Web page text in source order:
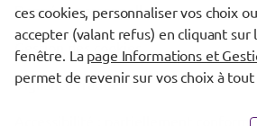
Données personnelles
Gestion des cookies
Vigilance fraude
Accessibilité : partiellement conforme
ces cookies, personnaliser vos choix
accepter (valant refus) en cliquant sur
fenêtre. La page Informations et
permet de revenir sur vos choix à